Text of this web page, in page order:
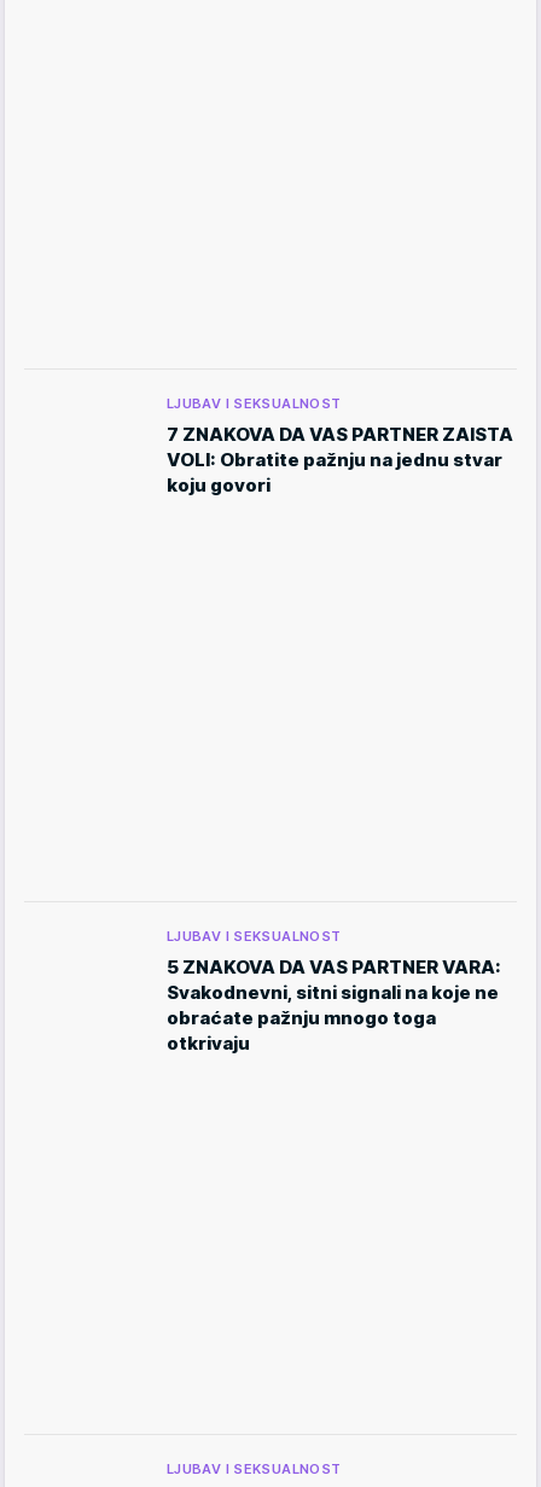
LJUBAV I SEKSUALNOST
7 ZNAKOVA DA VAS PARTNER ZAISTA
VOLI: Obratite pažnju na jednu stvar
koju govori
LJUBAV I SEKSUALNOST
5 ZNAKOVA DA VAS PARTNER VARA:
Svakodnevni, sitni signali na koje ne
obraćate pažnju mnogo toga
otkrivaju
LJUBAV I SEKSUALNOST